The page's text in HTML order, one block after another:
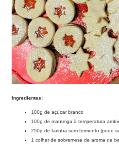
Ingredientes:
100g de açúcar branco
100g de manteiga à temperatura
250g de farinha sem fermento (pode
1 colher de sobremesa de aroma de